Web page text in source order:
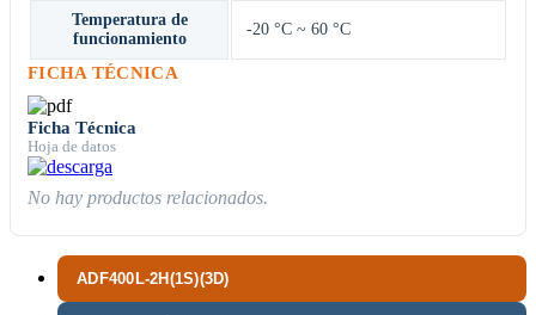
ADF400L-2H(1S)(3D)
Temperatura de
funcionamiento
-20 °C ~ 60 °C
FICHA TÉCNICA
Ficha Técnica
Hoja de datos
No hay productos relacionados.